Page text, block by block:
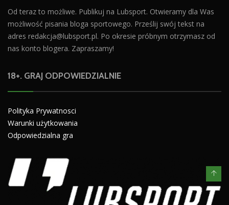
Od teraz to możliwe. Publikuj na Lubsport. Otwieramy dla Was
możliwość pisania bloga sportowego. Prześlij swój tekst na
adres redakcja@lubsport.pl. Po okresie próbnym otrzymasz od
nas konto blogera. Zapraszamy!
18+. GRAJ ODPOWIEDZIALNIE
Polityka Prywatnosci
Warunki użytkowania
Odpowiedzialna gra